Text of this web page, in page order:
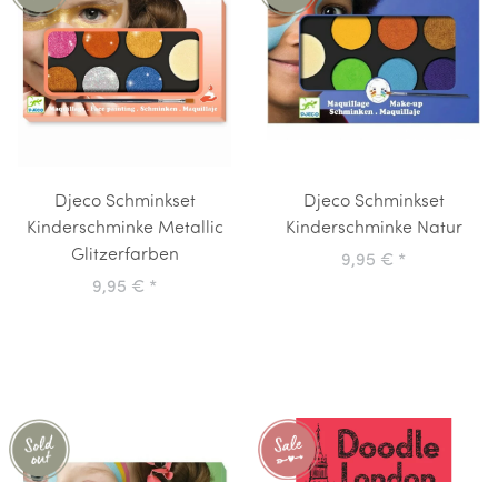
Djeco Schminkset
Kinderschminke Metallic
Glitzerfarben
9,95 € *
Djeco Schminkset
Kinderschminke Natur
9,95 € *